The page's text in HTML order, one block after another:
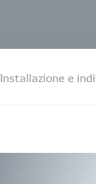
Installazione e